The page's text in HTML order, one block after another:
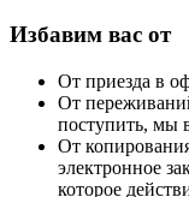
Избавим вас от
От приезда в
От
поступить, мы
От
электронное
которое